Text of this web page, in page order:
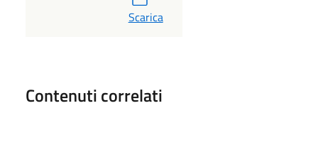
PDF
Scarica
Contenuti correlati